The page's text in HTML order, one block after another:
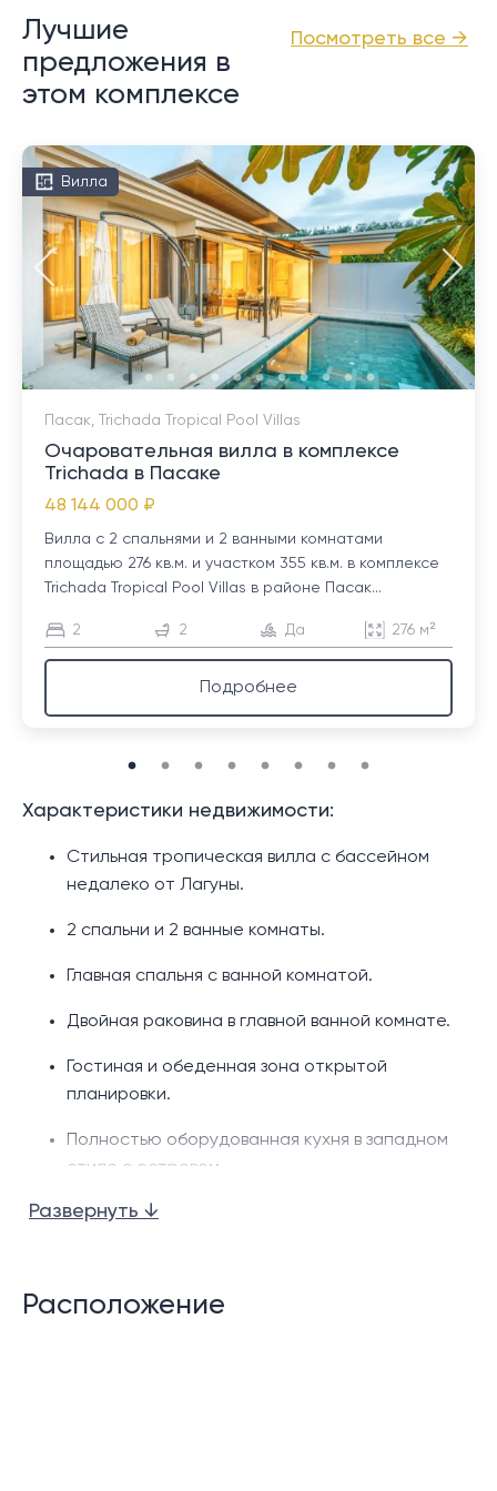
Посмотреть все →
Лучшие
предложения в
этом комплексе
Вилла
Пасак, Trichada Tropical Pool Villas
Очаровательная вилла в комплексе
Trichada в Пасаке
48 144 000 ₽
Вилла с 2 спальнями и 2 ванными комнатами
площадью 276 кв.м. и участком 355 кв.м. в комплексе
Trichada Tropical Pool Villas в районе Пасак...
2 2 Да 276 м²
Подробнее
Характеристики недвижимости:
Стильная тропическая вилла с бассейном
недалеко от Лагуны.
2 спальни и 2 ванные комнаты.
Главная спальня с ванной комнатой.
Двойная раковина в главной ванной комнате.
Гостиная и обеденная зона открытой
планировки.
Полностью оборудованная кухня в западном
стиле с островом.
Высокий потолок.
Терраса у бассейна.
Развернуть ↓
Расположение